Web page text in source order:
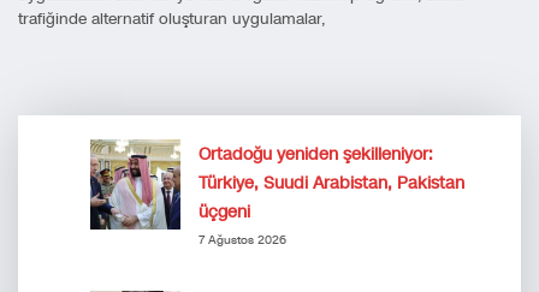
trafiğinde alternatif oluşturan uygulamalar,
Ortadoğu yeniden şekilleniyor:
Türkiye, Suudi Arabistan, Pakistan
üçgeni
7 Ağustos 2026